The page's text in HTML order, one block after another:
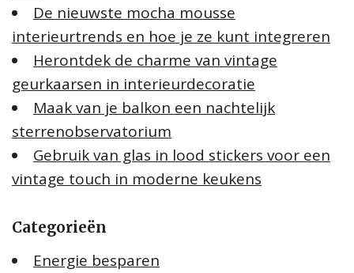
De nieuwste mocha mousse
interieurtrends en hoe je ze kunt integreren
Herontdek de charme van vintage
geurkaarsen in interieurdecoratie
Maak van je balkon een nachtelijk
sterrenobservatorium
Gebruik van glas in lood stickers voor een
vintage touch in moderne keukens
Categorieën
Energie besparen